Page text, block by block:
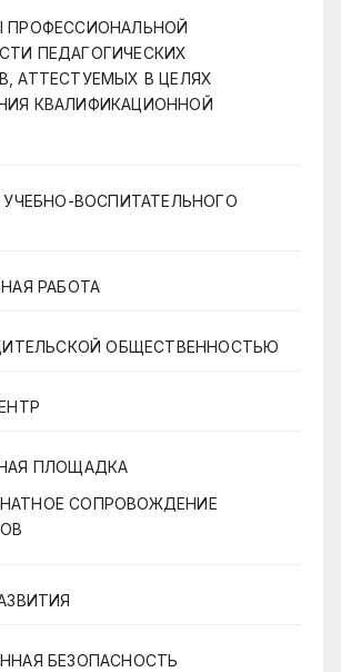
ПРОФЕССИОНАЛЬНОЙ
ПЕДАГОГИЧЕСКИХ
АТТЕСТУЕМЫХ В ЦЕЛЯХ
КВАЛИФИКАЦИОННОЙ
УЧЕБНО-ВОСПИТАТЕЛЬНОГО
РАБОТА
ОБЩЕСТВЕННОСТЬЮ
ПЛОЩАДКА
СОПРОВОЖДЕНИЕ
БЕЗОПАСНОСТЬ